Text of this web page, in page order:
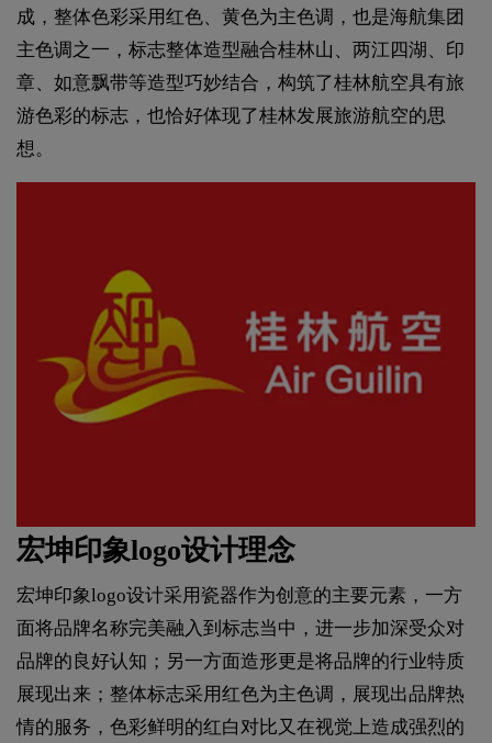
成，整体色彩采用红色、黄色为主色调，也是海航集团
主色调之一，标志整体造型融合桂林山、两江四湖、印
章、如意飘带等造型巧妙结合，构筑了桂林航空具有旅
游色彩的标志，也恰好体现了桂林发展旅游航空的思
想。
宏坤印象logo设计理念
宏坤印象logo设计采用瓷器作为创意的主要元素，一方
面将品牌名称完美融入到标志当中，进一步加深受众对
品牌的良好认知；另一方面造形更是将品牌的行业特质
展现出来；整体标志采用红色为主色调，展现出品牌热
情的服务，色彩鲜明的红白对比又在视觉上造成强烈的